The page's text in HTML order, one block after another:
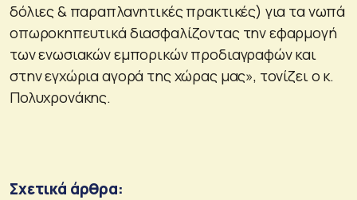
δόλιες & παραπλανητικές πρακτικές) για τα νωπά
οπωροκηπευτικά διασφαλίζοντας την εφαρμογή
των ενωσιακών εμπορικών προδιαγραφών και
στην εγχώρια αγορά της χώρας μας», τονίζει ο κ.
Πολυχρονάκης.
Σχετικά άρθρα: